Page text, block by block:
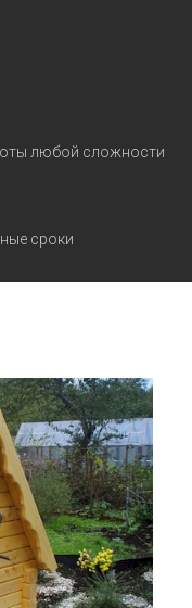
любой сложности
сроки